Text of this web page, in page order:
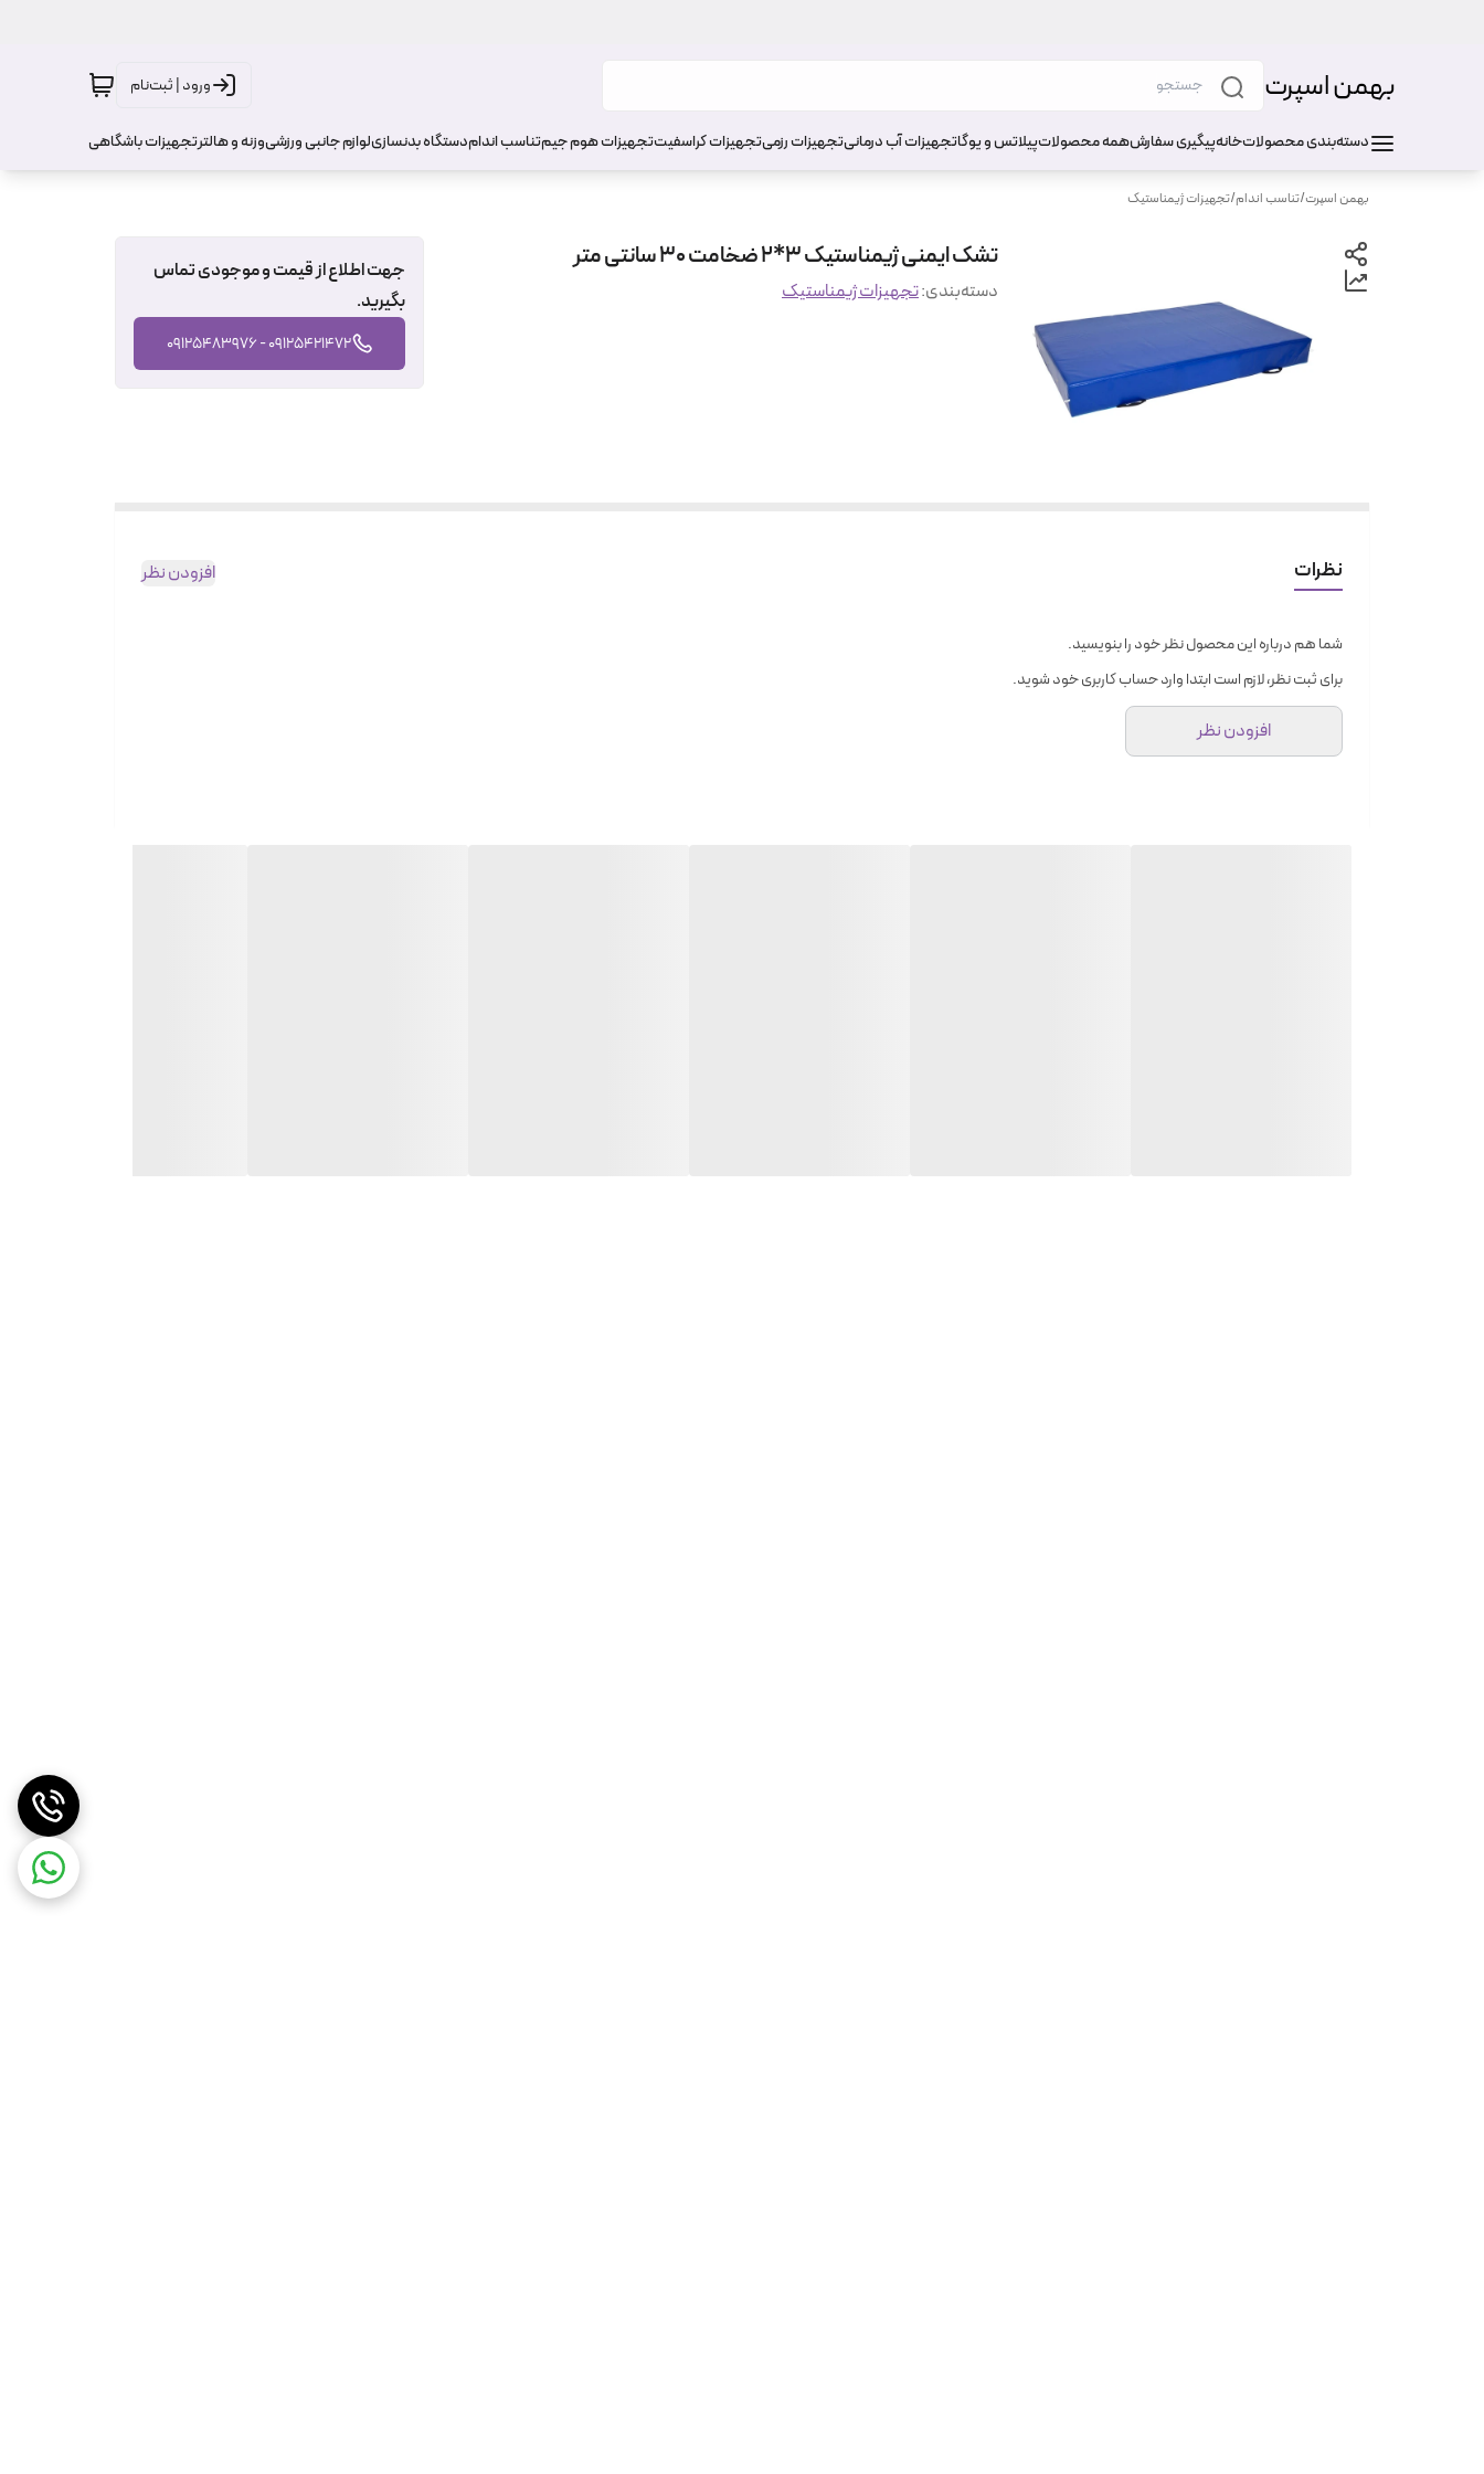
بهمن اسپرت ورود | ثبت‌نام
دسته‌بندی محصولاتخانهپیگیری سفارشهمه محصولاتپیلاتس و یوگاتجهیزات آب درمانیتجهیزات رزمیتجهیزات کراسفیتتجهیزات هوم جیمتناسب اندامدستگاه بدنسازیلوازم جانبی ورزشیوزنه و هالترتجهیزات باشگاهی
بهمن اسپرت/تناسب اندام/تجهیزات ژیمناستیک
تشک ایمنی ژیمناستیک 3*2 ضخامت 30 سانتی متر
دسته‌بندی:تجهیزات ژیمناستیک
جهت اطلاع از قیمت و موجودی تماس
بگیرید.
09125421472 - 09125483976
نظرات افزودن نظر
شما هم درباره این محصول نظر خود را بنویسید.
برای ثبت نظر، لازم است ابتدا وارد حساب کاربری خود شوید.
افزودن نظر